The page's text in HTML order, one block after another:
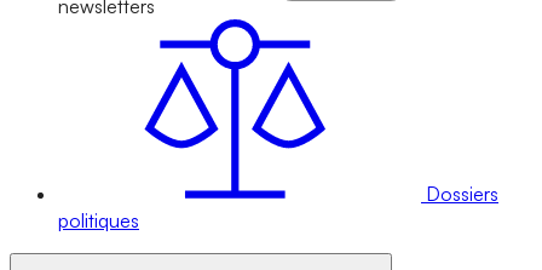
newsletters
Dossiers
politiques